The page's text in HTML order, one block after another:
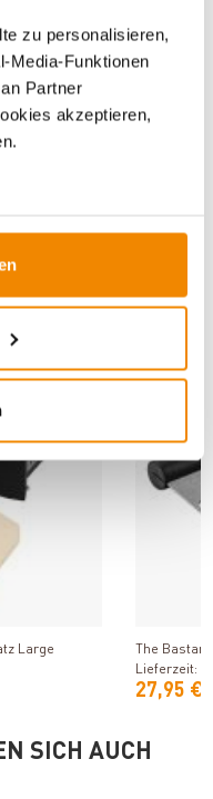
zu personalisieren,
Media-Funktionen
Partner
akzeptieren,
|Zubehör|
Large
The
Lieferzeit: 1
27,95 €
SICH AUCH